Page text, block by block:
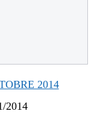
2014
2014